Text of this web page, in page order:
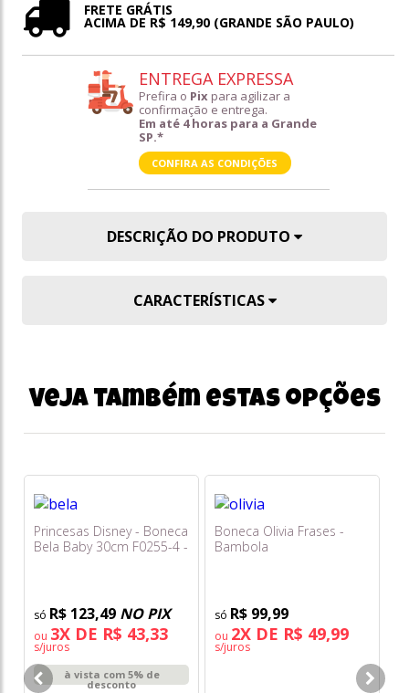
FRETE GRÁTIS
ACIMA DE R$ 149,90 (GRANDE SÃO PAULO)
ENTREGA EXPRESSA
Prefira o Pix para agilizar a
confirmação e entrega.
Em até 4 horas para a Grande
SP.*
CONFIRA AS CONDIÇÕES
DESCRIÇÃO DO PRODUTO
CARACTERÍSTICAS
Veja também estas opções
Princesas Disney - Boneca
Bela Baby 30cm F0255-4 -
R$ 123,49 NO PIX
ou 3X DE R$ 43,33
s/juros
à vista com 5% de
desconto
Boneca Olivia Frases -
Bambola
R$ 99,99
ou 2X DE R$ 49,99
s/juros